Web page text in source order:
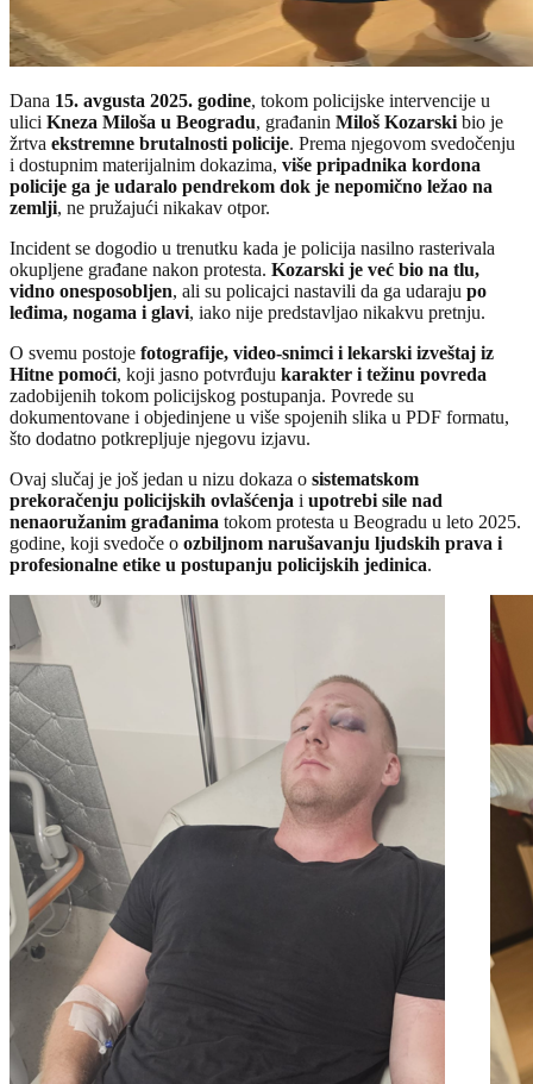
Dana 15. avgusta 2025. godine, tokom policijske intervencije u
ulici Kneza Miloša u Beogradu, građanin Miloš Kozarski bio je
žrtva ekstremne brutalnosti policije. Prema njegovom svedočenju
i dostupnim materijalnim dokazima, više pripadnika kordona
policije ga je udaralo pendrekom dok je nepomično ležao na
zemlji, ne pružajući nikakav otpor.
Incident se dogodio u trenutku kada je policija nasilno rasterivala
okupljene građane nakon protesta. Kozarski je već bio na tlu,
vidno onesposobljen, ali su policajci nastavili da ga udaraju po
leđima, nogama i glavi, iako nije predstavljao nikakvu pretnju.
O svemu postoje fotografije, video-snimci i lekarski izveštaj iz
Hitne pomoći, koji jasno potvrđuju karakter i težinu povreda
zadobijenih tokom policijskog postupanja. Povrede su
dokumentovane i objedinjene u više spojenih slika u PDF formatu,
što dodatno potkrepljuje njegovu izjavu.
Ovaj slučaj je još jedan u nizu dokaza o sistematskom
prekoračenju policijskih ovlašćenja i upotrebi sile nad
nenaoružanim građanima tokom protesta u Beogradu u leto 2025.
godine, koji svedoče o ozbiljnom narušavanju ljudskih prava i
profesionalne etike u postupanju policijskih jedinica.